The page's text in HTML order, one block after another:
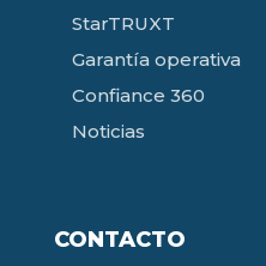
StarTRUXT
Garantía operativa
Confiance 360
Noticias
CONTACTO